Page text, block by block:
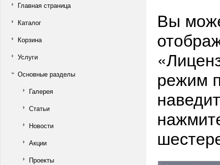
Главная страница
Каталог
Корзина
Услуги
Основные разделы
Галерея
Статьи
Новости
Акции
Проекты
Вы
режим